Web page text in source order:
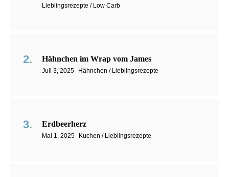
Lieblingsrezepte / Low Carb
Hähnchen im Wrap vom James
Juli 3, 2025 Hähnchen / Lieblingsrezepte
Erdbeerherz
Mai 1, 2025 Kuchen / Lieblingsrezepte